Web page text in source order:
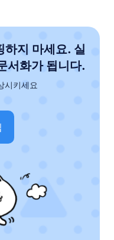
하지 마세요. 실
서화가 됩니다.
시키세요